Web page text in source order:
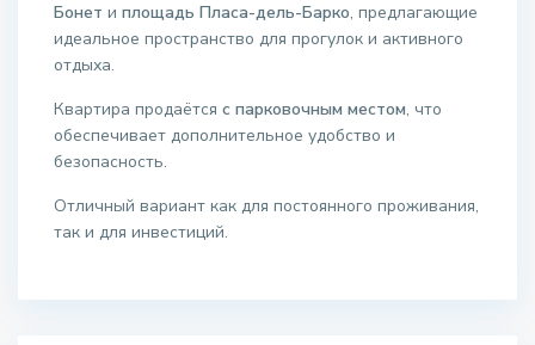
Бонет иплощадь Пласа-дель-Барко, предлагающие
идеальное пространство для прогулок и активного
отдыха.
Квартира продаётсяс парковочным местом, что
обеспечивает дополнительное удобство и
безопасность.
Отличный вариант как для постоянного проживания,
так и для инвестиций.